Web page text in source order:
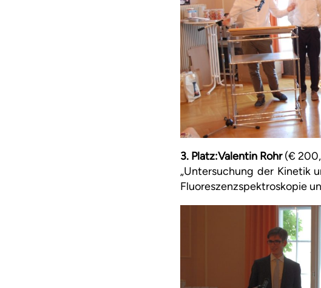
3. Platz:Valentin Rohr(€
„Untersuchung der Kinetik
Fluoreszenzspektroskopie